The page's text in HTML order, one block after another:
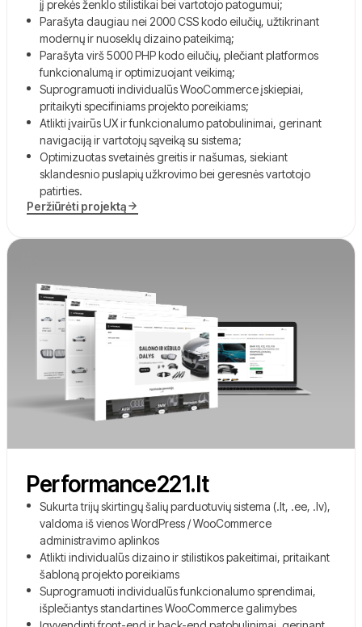
jį prekės ženklo stilistikai bei vartotojo patogumui;
Parašyta daugiau nei 2000 CSS kodo eilučių, užtikrinant
modernų ir nuoseklų dizaino pateikimą;
Parašyta virš 5000 PHP kodo eilučių, plečiant platformos
funkcionalumą ir optimizuojant veikimą;
Suprogramuoti individualūs WooCommerce įskiepiai,
pritaikyti specifiniams projekto poreikiams;
Atlikti įvairūs UX ir funkcionalumo patobulinimai, gerinant
navigaciją ir vartotojų sąveiką su sistema;
Optimizuotas svetainės greitis ir našumas, siekiant
sklandesnio puslapių užkrovimo bei geresnės vartotojo
patirties.
Peržiūrėti projektą
Performance221.lt
Sukurta trijų skirtingų šalių parduotuvių sistema (.lt, .ee, .lv),
valdoma iš vienos WordPress / WooCommerce
administravimo aplinkos
Atlikti individualūs dizaino ir stilistikos pakeitimai, pritaikant
šabloną projekto poreikiams
Suprogramuoti individualūs funkcionalumo sprendimai,
išplečiantys standartines WooCommerce galimybes